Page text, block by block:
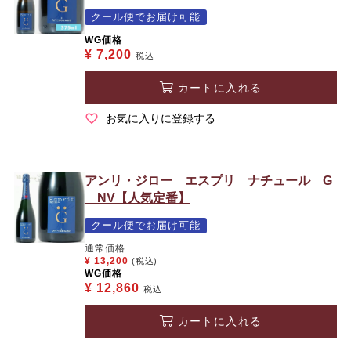
クール便でお届け可能
WG価格
¥ 7,200 税込
カートに入れる
お気に入りに登録する
アンリ・ジロー エスプリ ナチュール G
NV【人気定番】
クール便でお届け可能
通常価格
¥ 13,200 (税込)
WG価格
¥ 12,860 税込
カートに入れる